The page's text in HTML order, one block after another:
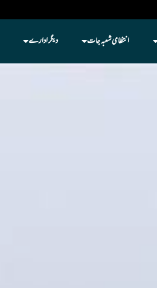
انتظامی شعبہ جات دیگر ادارے